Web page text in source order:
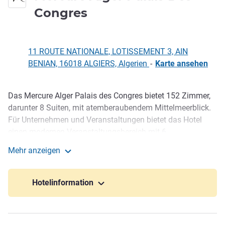
Congres
11 ROUTE NATIONALE, LOTISSEMENT 3, AIN
BENIAN, 16018 ALGIERS, Algerien - Karte ansehen
Beschreibung
Das Mercure Alger Palais des Congres bietet 152 Zimmer,
darunter 8 Suiten, mit atemberaubendem Mittelmeerblick.
Für Unternehmen und Veranstaltungen bietet das Hotel
Ballsaal. Zwei Themen-Restaurants servieren unseren
Gästen kulinarische Köstlichkeiten: ein kosmopolitisches
Büfettrestaurant und ein italienisches
Mehr anzeigen
Hotelinformation